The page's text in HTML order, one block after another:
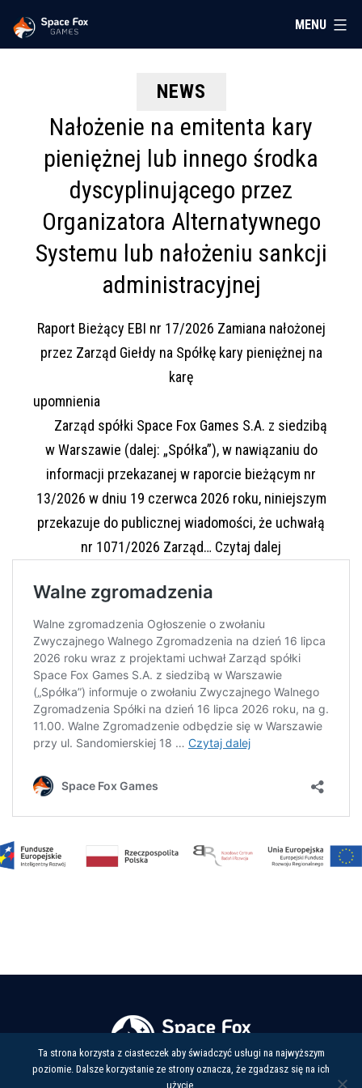
Przejdź
doSpace
Fox
Games
MENU
NEWS
Nałożenie na emitenta kary
pieniężnej lub innego środka
dyscyplinującego przez
Organizatora Alternatywnego
Systemu lub nałożeniu sankcji
administracyjnej
Raport Bieżący EBI nr 17/2026 Zamiana nałożonej
przez Zarząd Giełdy na Spółkę kary pieniężnej na
karę
upomnienia
Zarząd spółki Space Fox Games S.A. z siedzibą
w Warszawie (dalej: „Spółka”), w nawiązaniu do
informacji przekazanej w raporcie bieżącym nr
13/2026 w dniu 19 czerwca 2026 roku, niniejszym
przekazuje do publicznej wiadomości, że uchwałą
nr 1071/2026 Zarząd… Czytaj dalej
pieniężnej
lub
innego
środka
Organizatora
lub
Ta strona korzysta z ciasteczek aby świadczyć usługi na najwyższym
poziomie. Dalsze korzystanie ze strony oznacza, że zgadzasz się na ich
użycie.